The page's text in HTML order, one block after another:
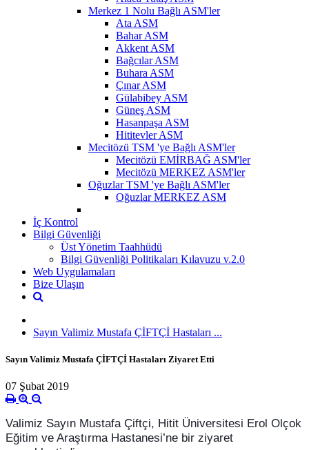
Merkez 1 Nolu Bağlı ASM'ler
Ata ASM
Bahar ASM
Akkent ASM
Bağcılar ASM
Buhara ASM
Çınar ASM
Gülabibey ASM
Güneş ASM
Hasanpaşa ASM
Hititevler ASM
Mecitözü TSM 'ye Bağlı ASM'ler
Mecitözü EMİRBAĞ ASM'ler
Mecitözü MERKEZ ASM'ler
Oğuzlar TSM 'ye Bağlı ASM'ler
Oğuzlar MERKEZ ASM
İç Kontrol
Bilgi Güvenliği
Üst Yönetim Taahhüdü
Bilgi Güvenliği Politikaları Kılavuzu v.2.0
Web Uygulamaları
Bize Ulaşın
Sayın Valimiz Mustafa ÇİFTÇİ Hastaları ...
Sayın Valimiz Mustafa ÇİFTÇİ Hastaları Ziyaret Etti
07 Şubat 2019
Valimiz Sayın Mustafa Çiftçi, Hitit Üniversitesi Erol Olçok
Eğitim ve Araştırma Hastanesi’ne bir ziyaret